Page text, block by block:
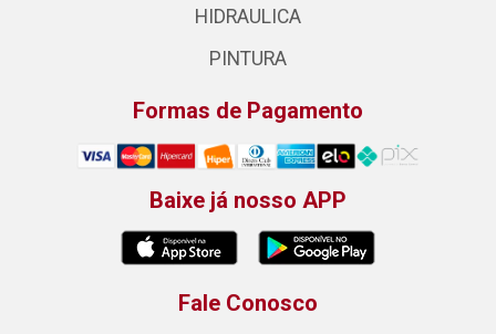
HIDRAULICA
PINTURA
Formas de Pagamento
Baixe já nosso APP
Fale Conosco